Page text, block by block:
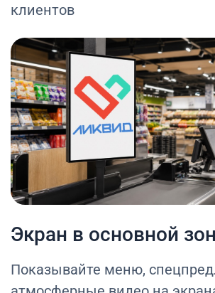
клиентов
Экран в основной
Показывайте меню,